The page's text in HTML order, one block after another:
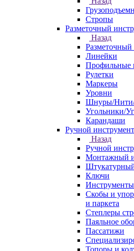
Стропы
Разметочный
Назад
Разметочный
Линейки
Профильные
Рулетки
Маркеры
Уровни
Шнуры/
Угольники/
Карандаши
Ручной инструмент
Назад
Ручной
Монтажный
Ключи
Инструменты
Скобы и
и паркета
Степлеры
Паяльное
Пассатижи
Топоры и